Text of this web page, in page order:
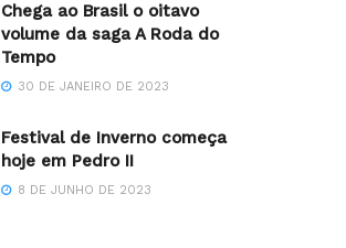
Chega ao Brasil o oitavo
volume da saga A Roda do
Tempo
30 DE JANEIRO DE 2023
Festival de Inverno começa
hoje em Pedro II
8 DE JUNHO DE 2023